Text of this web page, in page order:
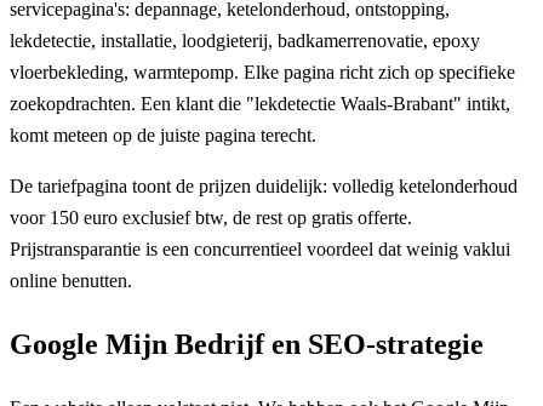
servicepagina's: depannage, ketelonderhoud, ontstopping,
lekdetectie, installatie, loodgieterij, badkamerrenovatie, epoxy
vloerbekleding, warmtepomp. Elke pagina richt zich op specifieke
zoekopdrachten. Een klant die "lekdetectie Waals-Brabant" intikt,
komt meteen op de juiste pagina terecht.
De tariefpagina toont de prijzen duidelijk: volledig ketelonderhoud
voor 150 euro exclusief btw, de rest op gratis offerte.
Prijstransparantie is een concurrentieel voordeel dat weinig vaklui
online benutten.
Google Mijn Bedrijf en SEO-strategie